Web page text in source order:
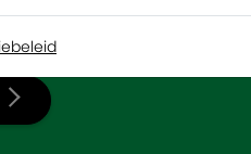
dan contact op met